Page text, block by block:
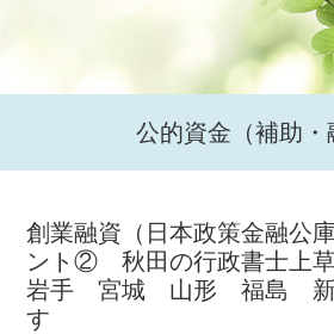
公的資金（補助・
創業融資（日本政策金融公
ント② 秋田の行政書士上
岩手 宮城 山形 福島 新
す